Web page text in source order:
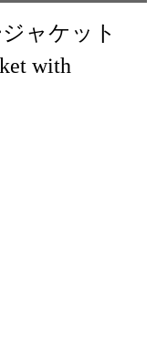
ャケット
with